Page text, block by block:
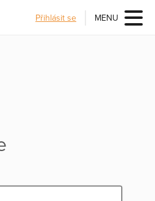
Přihlásit se MENU